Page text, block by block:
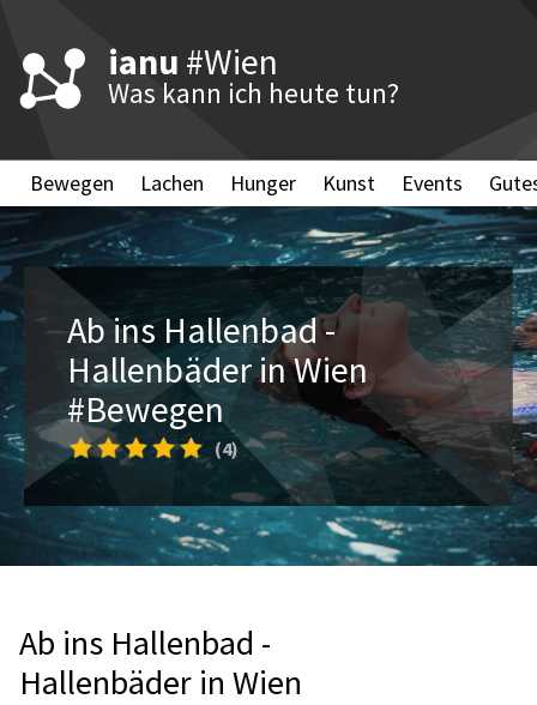
ianu #Wien
Was kann ich heute tun?
Bewegen Lachen Hunger Kunst Events
Ab ins Hallenbad -
Hallenbäder in Wien
#Bewegen
(4)
Ab ins Hallenbad -
Hallenbäder in Wien